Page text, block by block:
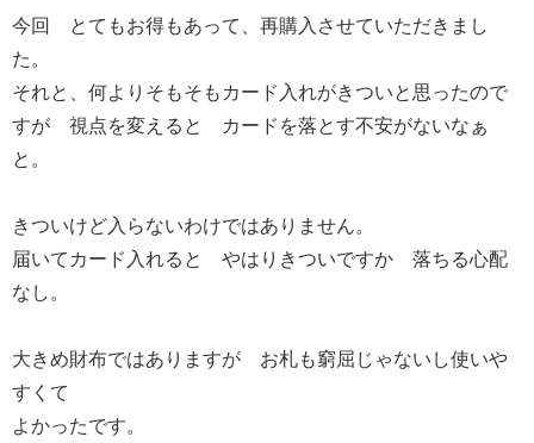
今回 とてもお得もあって、再購入させていただきまし
た。
それと、何よりそもそもカード入れがきついと思ったので
すが 視点を変えると カードを落とす不安がないなぁ
と。
きついけど入らないわけではありません。
届いてカード入れると やはりきついですか 落ちる心配
なし。
大きめ財布ではありますが お札も窮屈じゃないし使いや
すくて
よかったです。